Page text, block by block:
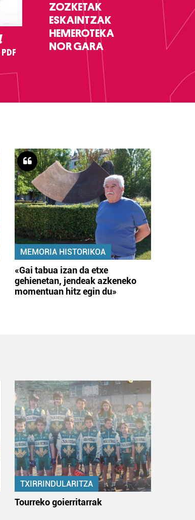
ZOZKETAK
ESKAINTZAK
HEMEROTEKA
NOR GARA
MEMORIA HISTORIKOA
«Gai tabua izan da etxe
gehienetan, jendeak azkeneko
momentuan hitz egin du»
TXIRRINDULARITZA
Tourreko goierritarrak